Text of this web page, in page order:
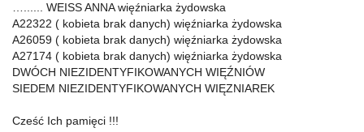
…...... WEISS ANNA więźniarka żydowska
A22322 ( kobieta brak danych) więźniarka żydowska
A26059 ( kobieta brak danych) więźniarka żydowska
A27174 ( kobieta brak danych) więźniarka żydowska
DWÓCH NIEZIDENTYFIKOWANYCH WIĘŹNIÓW
SIEDEM NIEZIDENTYFIKOWANYCH WIĘZNIAREK
Cześć Ich pamięci !!!